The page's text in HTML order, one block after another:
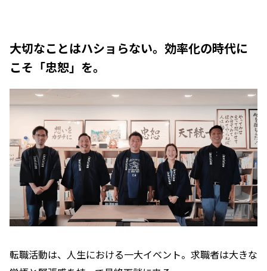
大切なことはハショらない。効率化の時代に
こそ「忠恕」を。
転職活動は、人生における一大イベント。求職者は大きな